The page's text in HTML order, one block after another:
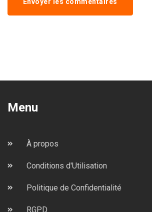
Envoyer les commentaires
Menu
À propos
Conditions d'Utilisation
Politique de Confidentialité
RGPD